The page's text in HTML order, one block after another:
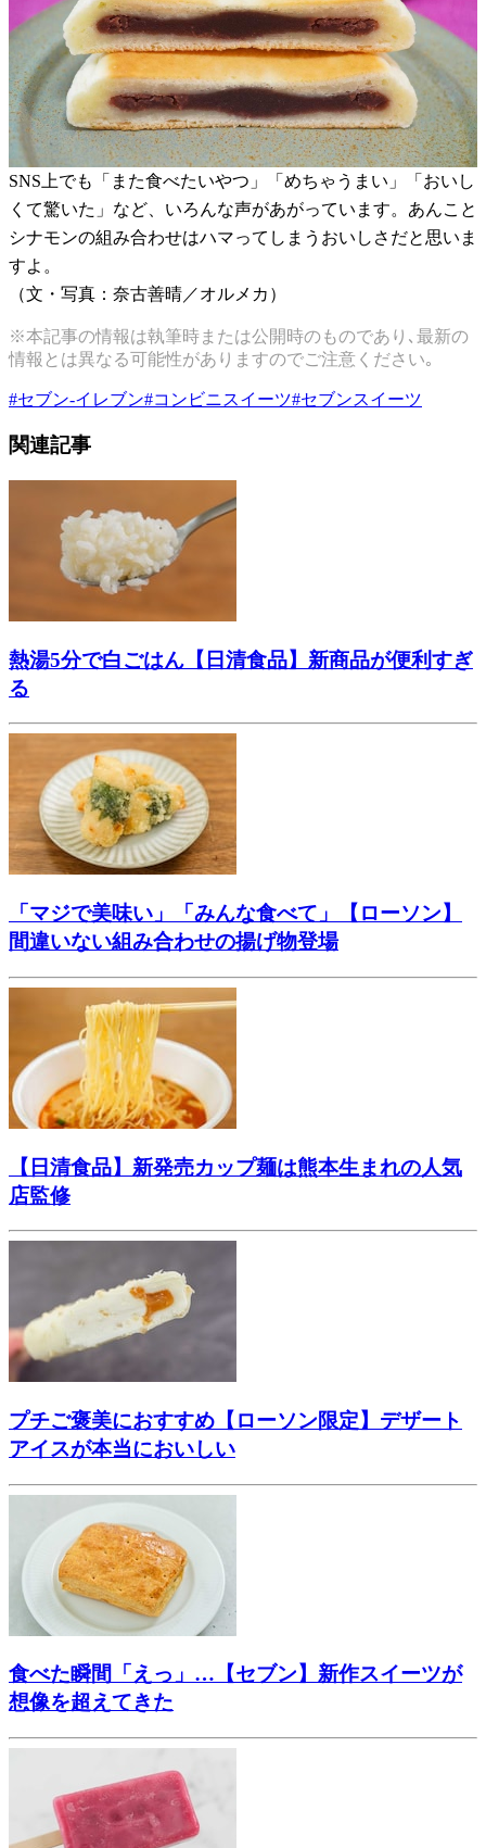
SNS上でも「また食べたいやつ」「めちゃうまい」「おいし
くて驚いた」など、いろんな声があがっています。あんこと
シナモンの組み合わせはハマってしまうおいしさだと思いま
すよ。
（文・写真：奈古善晴／オルメカ）
※本記事の情報は執筆時または公開時のものであり､最新の
情報とは異なる可能性がありますのでご注意ください｡
#セブン-イレブン#コンビニスイーツ#セブンスイーツ
関連記事
熱湯5分で白ごはん【日清食品】新商品が便利すぎ
る
「マジで美味い」「みんな食べて」【ローソン】
間違いない組み合わせの揚げ物登場
【日清食品】新発売カップ麺は熊本生まれの人気
店監修
プチご褒美におすすめ【ローソン限定】デザート
アイスが本当においしい
食べた瞬間「えっ」…【セブン】新作スイーツが
想像を超えてきた